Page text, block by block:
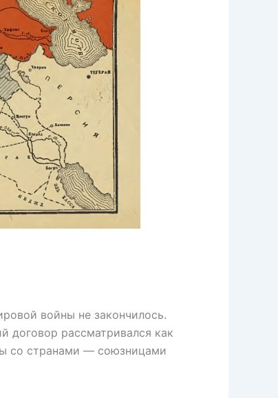
войны не закончилось.
договор рассматривался как
со странами — союзницами